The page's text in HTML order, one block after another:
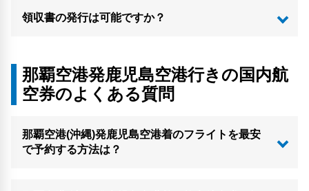
領収書の発行は可能ですか？
那覇空港発鹿児島空港行きの国内航
空券のよくある質問
那覇空港(沖縄)発鹿児島空港着のフライトを最安
で予約する方法は？